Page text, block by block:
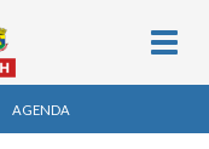
AGENDA